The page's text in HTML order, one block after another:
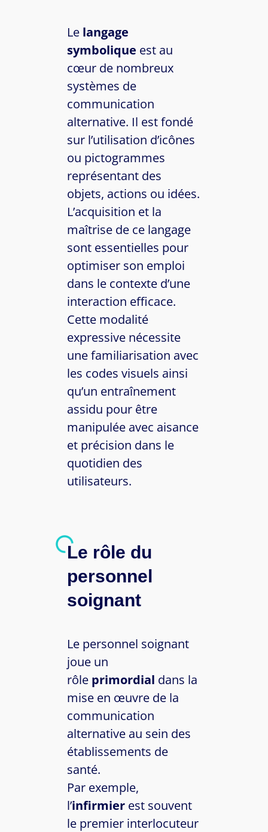
Le langage
symbolique est au
cœur de nombreux
systèmes de
communication
alternative. Il est fondé
sur l’utilisation d’icônes
ou pictogrammes
représentant des
objets, actions ou idées.
L’acquisition et la
maîtrise de ce langage
sont essentielles pour
optimiser son emploi
dans le contexte d’une
interaction efficace.
Cette modalité
expressive nécessite
une familiarisation avec
les codes visuels ainsi
qu’un entraînement
assidu pour être
manipulée avec aisance
et précision dans le
quotidien des
utilisateurs.
Le rôle du
personnel
soignant
Le personnel soignant
joue un
rôle primordial dans la
mise en œuvre de la
communication
alternative au sein des
établissements de
santé.
Par exemple,
l’infirmier est souvent
le premier interlocuteur